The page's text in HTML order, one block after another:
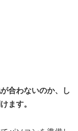
合わないのか、し
ます。